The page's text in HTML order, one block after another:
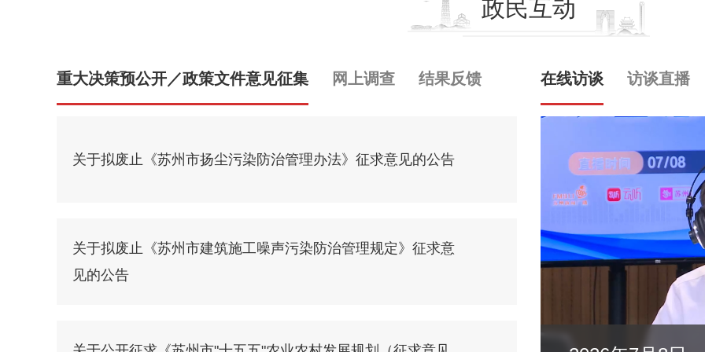
政民互动
重大决策预公开／政策文件意见征集 网上调查 结果反馈
关于拟废止《苏州市扬尘污染防治管理办法》征求意见的公告
关于拟废止《苏州市建筑施工噪声污染防治管理规定》征求意
见的公告
在线访谈 访谈直播